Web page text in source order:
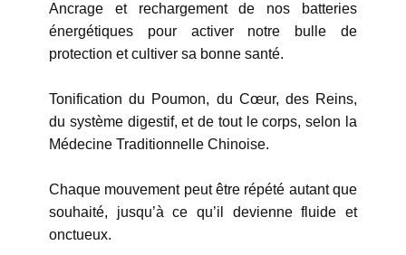
Ancrage et rechargement de nos batteries
énergétiques pour activer notre bulle de
protection et cultiver sa bonne santé.
Tonification du Poumon, du Cœur, des Reins,
du système digestif, et de tout le corps, selon la
Médecine Traditionnelle Chinoise.
Chaque mouvement peut être répété autant que
souhaité, jusqu’à ce qu’il devienne fluide et
onctueux.